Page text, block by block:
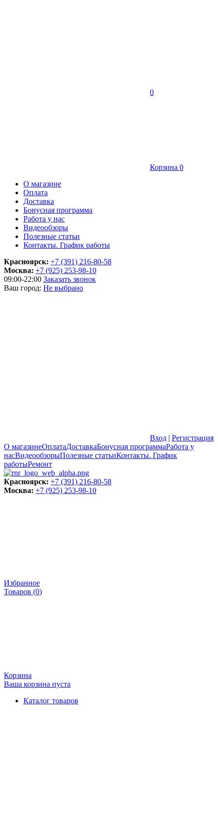
0
Корзина 0
О магазине
Оплата
Доставка
Бонусная программа
Работа у нас
Видеообзоры
Полезные статьи
Контакты. График работы
Красноярск: +7 (391) 216-80-58
Москва: +7 (925) 253-98-10
09:00-22:00 Заказать звонок
Ваш город: Не выбрано
Вход | Регистрация
О магазинеОплатаДоставкаБонусная программаРабота у
насВидеообзорыПолезные статьиКонтакты. График
работыРемонт
Красноярск: +7 (391) 216-80-58
Москва: +7 (925) 253-98-10
Избранное
Товаров (0)
Корзина
Ваша корзина пуста
Каталог товаров